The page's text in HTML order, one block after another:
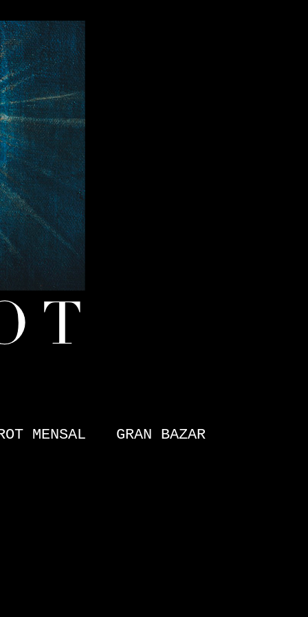
MENSAL GRAN BAZAR